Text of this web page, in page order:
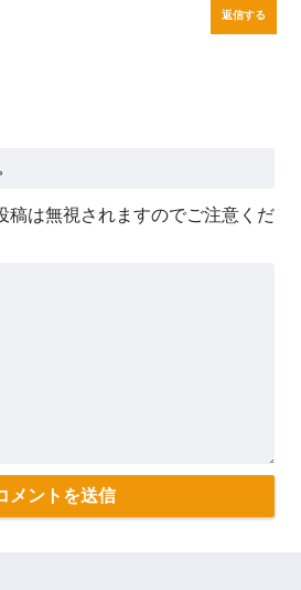
返信する
稿は無視されますのでご注意くだ